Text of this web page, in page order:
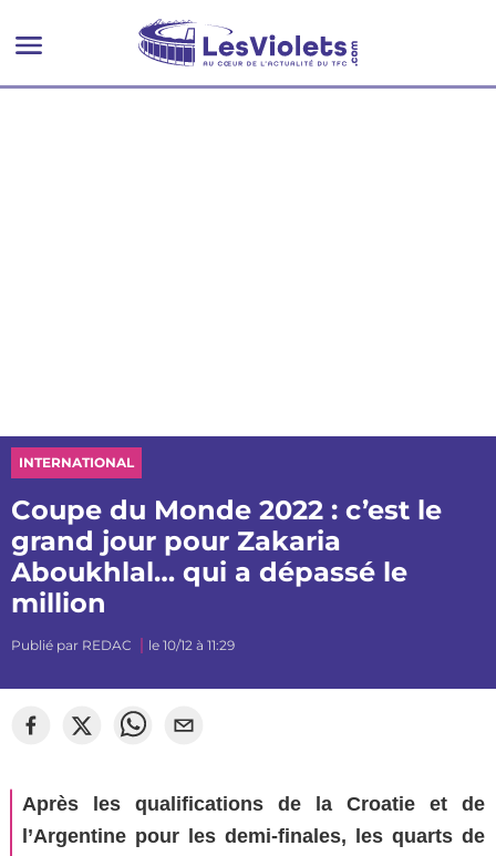
INTERNATIONAL
Coupe du Monde 2022 : c’est le
grand jour pour Zakaria
Aboukhlal… qui a dépassé le
million
Publié par REDAC le 10/12 à 11:29
Après les qualifications de la Croatie et de
l’Argentine pour les demi-finales, les quarts de